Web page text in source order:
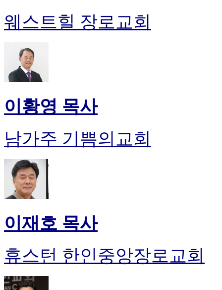
웨스트힐 장로교회
이황영 목사
남가주 기쁨의교회
이재호 목사
휴스턴 한인중앙장로교회